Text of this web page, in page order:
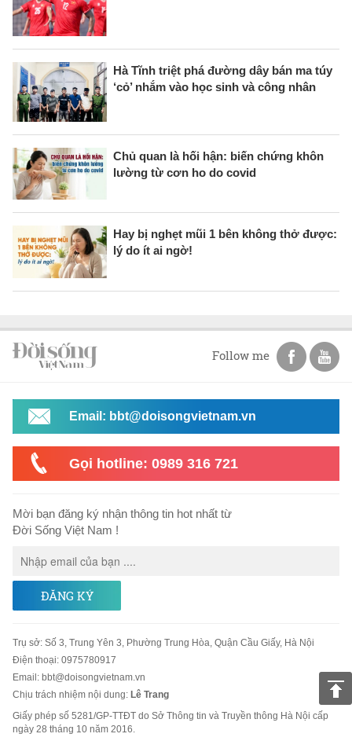
Hà Tĩnh triệt phá đường dây bán ma túy
‘cỏ’ nhắm vào học sinh và công nhân
Chủ quan là hối hận: biến chứng khôn
lường từ cơn ho do covid
Hay bị nghẹt mũi 1 bên không thở được:
lý do ít ai ngờ!
Follow me
Email: bbt@doisongvietnam.vn
Gọi hotline: 0989 316 721
Mời bạn đăng ký nhận thông tin hot nhất từ
Đời Sống Việt Nam !
ĐĂNG KÝ
Trụ sở: Số 3, Trung Yên 3, Phường Trung Hòa, Quận Cầu Giấy, Hà Nội
Điện thoại: 0975780917
Email : bbt@doisongvietnam.vn
Chịu trách nhiệm nội dung: Lê Trang
Giấy phép số 5281/GP-TTĐT do Sở Thông tin và Truyền thông Hà Nội cấp
ngày 28 tháng 10 năm 2016.